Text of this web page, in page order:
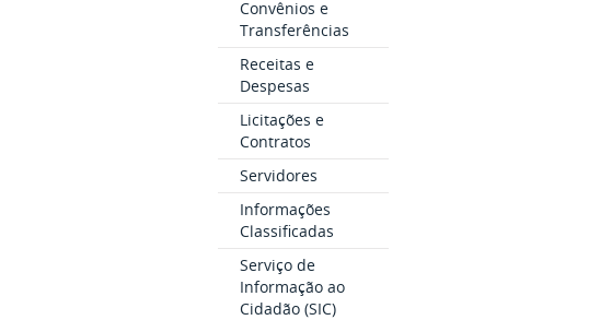
Convênios e
Transferências
Receitas e
Despesas
Licitações e
Contratos
Servidores
Informações
Classificadas
Serviço de
Informação ao
Cidadão (SIC)